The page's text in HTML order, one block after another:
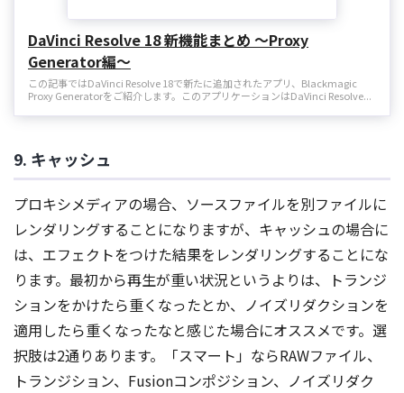
DaVinci Resolve 18 新機能まとめ 〜Proxy
Generator編〜
この記事ではDaVinci Resolve 18で新たに追加されたアプリ、Blackmagic
Proxy Generatorをご紹介します。このアプリケーションはDaVinci Resolve...
9. キャッシュ
プロキシメディアの場合、ソースファイルを別ファイルに
レンダリングすることになりますが、キャッシュの場合に
は、エフェクトをつけた結果をレンダリングすることにな
ります。最初から再生が重い状況というよりは、トランジ
ションをかけたら重くなったとか、ノイズリダクションを
適用したら重くなったなと感じた場合にオススメです。選
択肢は2通りあります。「スマート」ならRAWファイル、
トランジション、Fusionコンポジション、ノイズリダク